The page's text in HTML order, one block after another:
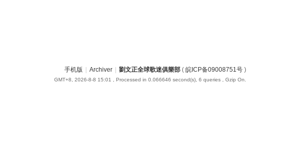
手机版 Archiver 劉文正全球歌迷俱樂部 ( 皖ICP备09008751号 )
GMT+8, 2026-8-8 15:01 , Processed in 0.066646 second(s), 6 queries , Gzip On.